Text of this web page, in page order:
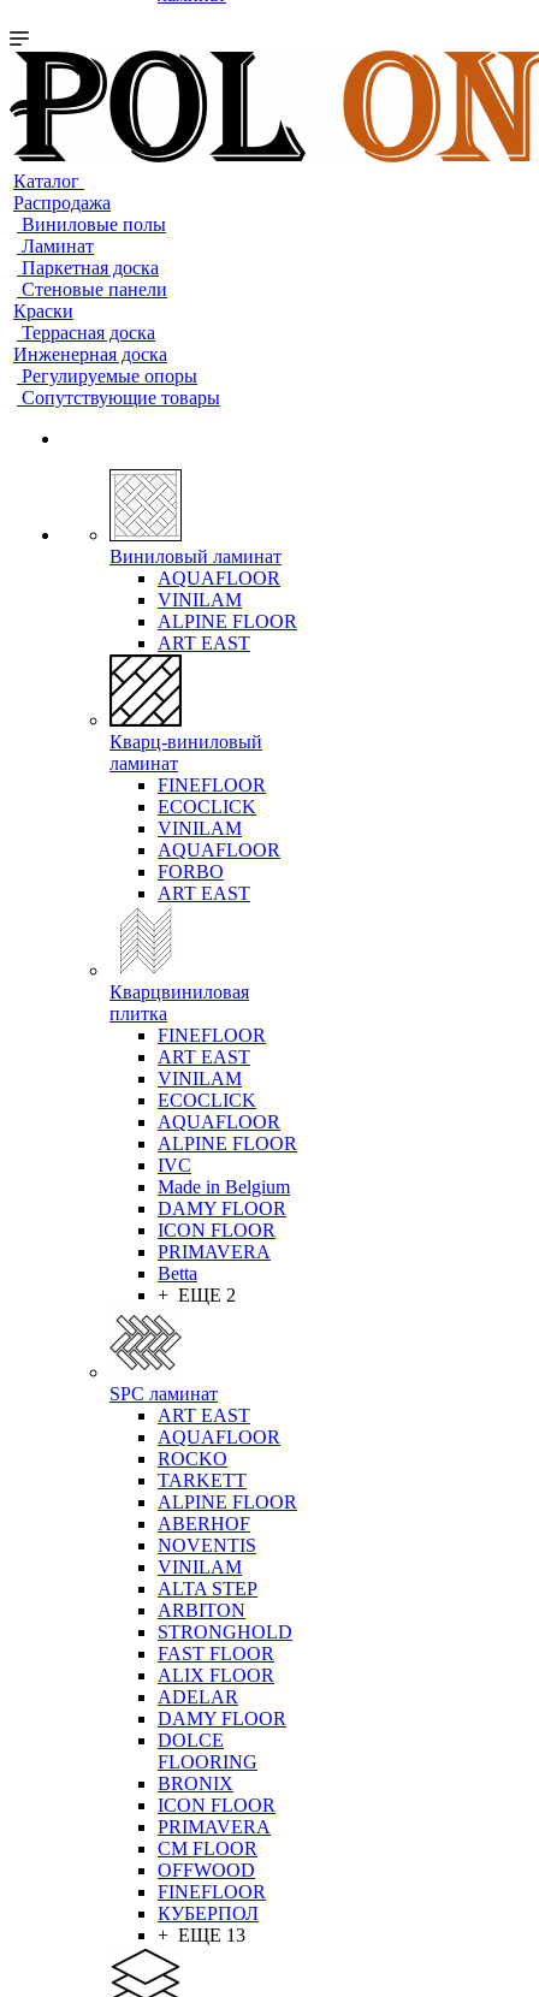
Каталог
Распродажа
Виниловые полы
Ламинат
Паркетная доска
Стеновые панели
Краски
Террасная доска
Инженерная доска
Регулируемые опоры
Сопутствующие товары
Виниловый ламинат
AQUAFLOOR
VINILAM
ALPINE FLOOR
ART EAST
Кварц-виниловый
ламинат
FINEFLOOR
ECOCLICK
VINILAM
AQUAFLOOR
FORBO
ART EAST
Кварцвиниловая
плитка
FINEFLOOR
ART EAST
VINILAM
ECOCLICK
AQUAFLOOR
ALPINE FLOOR
IVC
Made in Belgium
DAMY FLOOR
ICON FLOOR
PRIMAVERA
Betta
+ ЕЩЕ 2
SPC ламинат
ART EAST
AQUAFLOOR
ROCKO
TARKETT
ALPINE FLOOR
ABERHOF
NOVENTIS
VINILAM
ALTA STEP
ARBITON
STRONGHOLD
FAST FLOOR
ALIX FLOOR
ADELAR
DAMY FLOOR
DOLCE
FLOORING
BRONIX
ICON FLOOR
PRIMAVERA
CM FLOOR
OFFWOOD
FINEFLOOR
КУБЕРПОЛ
+ ЕЩЕ 13